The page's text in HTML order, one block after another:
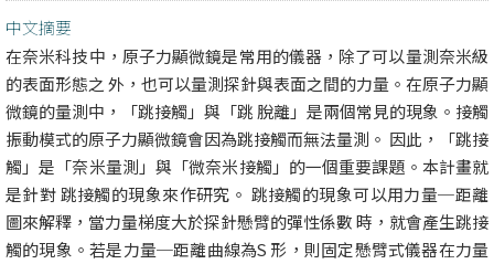
中文摘要
在奈米科技中，原子力顯微鏡是常用的儀器，除了可以量測奈米級
的表面形態之 外，也可以量測探針與表面之間的力量。在原子力顯
微鏡的量測中，「跳接觸」與「跳 脫離」是兩個常見的現象。接觸
振動模式的原子力顯微鏡會因為跳接觸而無法量測。 因此，「跳接
觸」是「奈米量測」與「微奈米接觸」的一個重要課題。本計畫就
是針對 跳接觸的現象來作研究。 跳接觸的現象可以用力量─距離
圖來解釋，當力量梯度大於探針懸臂的彈性係數 時，就會產生跳接
觸的現象。若是力量─距離曲線為S 形，則固定懸臂式儀器在力量